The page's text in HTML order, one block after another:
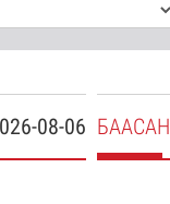
08-06 БААСАН